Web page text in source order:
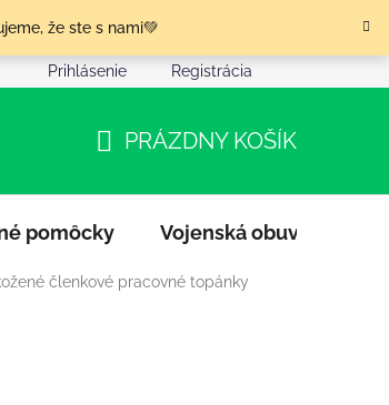
že ste s nami💚
Podmienky ochrany osobných údajov
Prihlásenie Registrácia
KOŠÍK
PRÁZDNY KOŠÍK
pomôcky Vojenská obuv
členkové pracovné topánky